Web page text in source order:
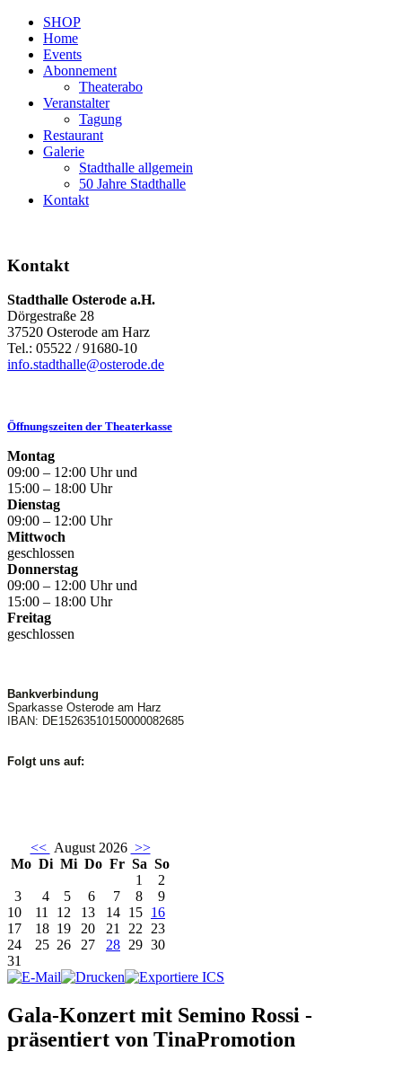
SHOP
Home
Events
Abonnement
Theaterabo
Veranstalter
Tagung
Restaurant
Galerie
Stadthalle allgemein
50 Jahre Stadthalle
Kontakt
Kontakt
Stadthalle Osterode a.H.
Dörgestraße 28
37520 Osterode am Harz
Tel.: 05522 / 91680-10
info.stadthalle@osterode.de
Öffnungszeiten der Theaterkasse
Montag
09:00 – 12:00 Uhr und
15:00 – 18:00 Uhr
Dienstag
09:00 – 12:00 Uhr
Mittwoch
geschlossen
Donnerstag
09:00 – 12:00 Uhr und
15:00 – 18:00 Uhr
Freitag
geschlossen
Bankverbindung
Sparkasse Osterode am Harz
IBAN: DE15263510150000082685
Folgt uns auf:
<< August 2026 >>
Mo Di Mi Do Fr Sa So
1
2
3
4 5 6 7 8
9
10
11 12 13 14 15 16
17
18 19 20 21 22 23
24
25 26 27 28 29 30
31
Gala-Konzert mit Semino Rossi -
präsentiert von TinaPromotion